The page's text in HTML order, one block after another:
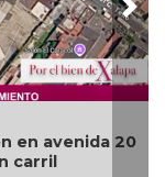
en avenida 20
carril